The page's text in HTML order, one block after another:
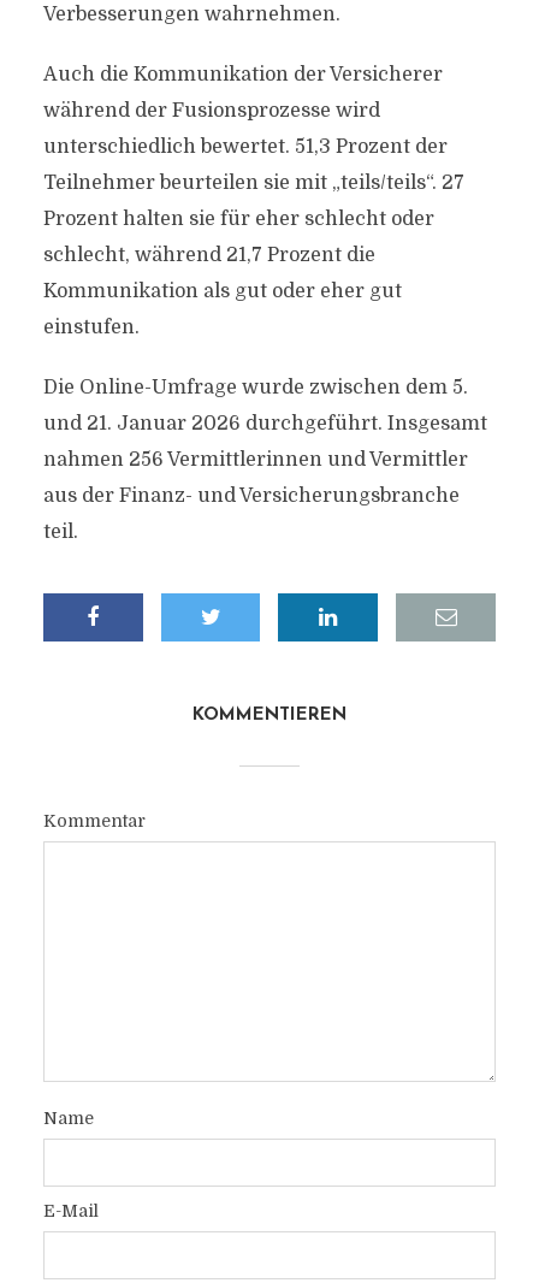
Verbesserungen wahrnehmen.
Auch die Kommunikation der Versicherer
während der Fusionsprozesse wird
unterschiedlich bewertet. 51,3 Prozent der
Teilnehmer beurteilen sie mit „teils/teils“. 27
Prozent halten sie für eher schlecht oder
schlecht, während 21,7 Prozent die
Kommunikation als gut oder eher gut
einstufen.
Die Online-Umfrage wurde zwischen dem 5.
und 21. Januar 2026 durchgeführt. Insgesamt
nahmen 256 Vermittlerinnen und Vermittler
aus der Finanz- und Versicherungsbranche
teil.
KOMMENTIEREN
Kommentar
Name
E-Mail